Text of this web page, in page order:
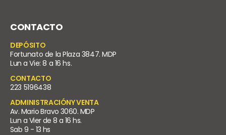
CONTACTO
DEPÓSITO
Fortunato de la Plaza 3847. MDP
Lun a Vie: 8 a 16 hs.
CONTACTO
223 5196438
ADMINISTRACIÓNY VENTA
Av. Mario Bravo 3060. MDP
Lun a Vier de 8 a 16 hs.
Sab 9 - 13 hs